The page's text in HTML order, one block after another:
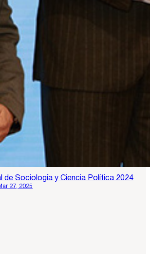
de Sociología y Ciencia Política 2024
27, 2025